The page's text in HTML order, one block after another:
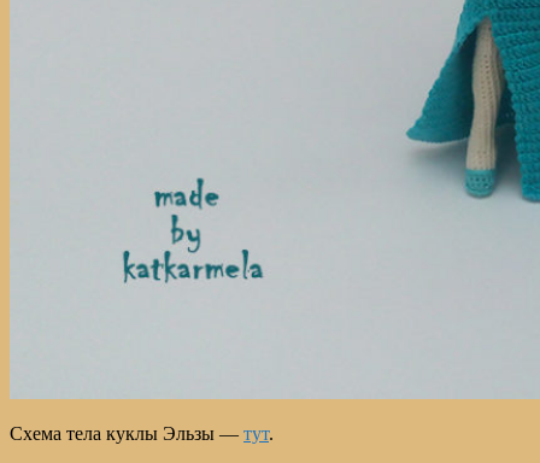
Схема тела куклы Эльзы — тут.